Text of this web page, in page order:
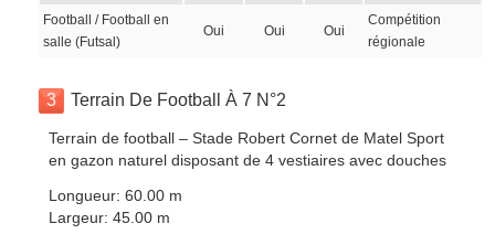
Football / Football en
salle (Futsal)
Oui Oui Oui
Compétition
régionale
3 Terrain De Football À 7 N°2
Terrain de football – Stade Robert Cornet de Matel Sport
en gazon naturel disposant de 4 vestiaires avec douches
Longueur: 60.00 m
Largeur: 45.00 m